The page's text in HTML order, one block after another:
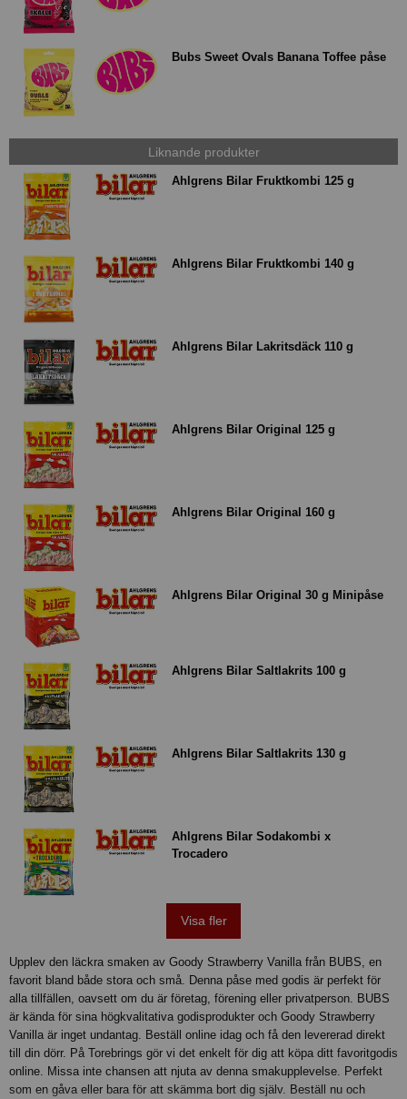
Bubs Sweet Ovals Banana Toffee påse
Liknande produkter
Ahlgrens Bilar Fruktkombi 125 g
Ahlgrens Bilar Fruktkombi 140 g
Ahlgrens Bilar Lakritsdäck 110 g
Ahlgrens Bilar Original 125 g
Ahlgrens Bilar Original 160 g
Ahlgrens Bilar Original 30 g Minipåse
Ahlgrens Bilar Saltlakrits 100 g
Ahlgrens Bilar Saltlakrits 130 g
Ahlgrens Bilar Sodakombi x
Trocadero
Visa fler
Upplev den läckra smaken av Goody Strawberry Vanilla från BUBS, en
favorit bland både stora och små. Denna påse med godis är perfekt för
alla tillfällen, oavsett om du är företag, förening eller privatperson. BUBS
är kända för sina högkvalitativa godisprodukter och Goody Strawberry
Vanilla är inget undantag. Beställ online idag och få den levererad direkt
till din dörr. På Torebrings gör vi det enkelt för dig att köpa ditt favoritgodis
online. Missa inte chansen att njuta av denna smakupplevelse. Perfekt
som en gåva eller bara för att skämma bort dig själv. Beställ nu och